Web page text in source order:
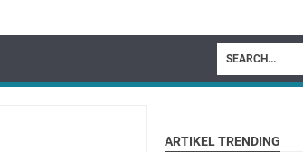
ARTIKEL TRENDING